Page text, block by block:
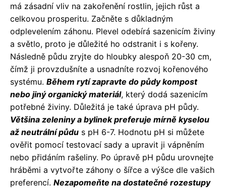
má zásadní vliv na zakořenění rostlin, jejich růst a
celkovou prosperitu. Začněte s důkladným
odplevelením záhonu. Plevel odebírá sazenicím živiny
a světlo, proto je důležité ho odstranit i s kořeny.
Následně půdu zryjte do hloubky alespoň 20-30 cm,
čímž ji provzdušníte a usnadníte rozvoj kořenového
systému. Během rytí zapravte do půdy kompost
nebo jiný organický materiál, který dodá sazenicím
potřebné živiny. Důležitá je také úprava pH půdy.
Většina zeleniny a bylinek preferuje mírně kyselou
až neutrální půdu s pH 6-7. Hodnotu pH si můžete
ověřit pomocí testovací sady a upravit ji vápněním
nebo přidáním rašeliny. Po úpravě pH půdu urovnejte
hráběmi a vytvořte záhony o šířce a výšce dle vašich
preferencí. Nezapomeňte na dostatečné rozestupy